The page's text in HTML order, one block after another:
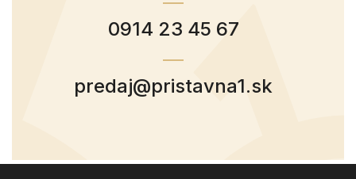
0914 23 45 67
predaj@pristavna1.sk